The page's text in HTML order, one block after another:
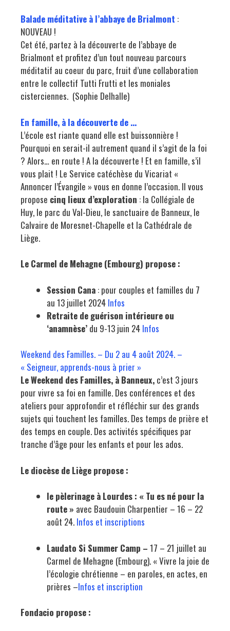
Balade méditative à l’abbaye de Brialmont :
NOUVEAU !
Cet été, partez à la découverte de l’abbaye de
Brialmont et profitez d’un tout nouveau parcours
méditatif au coeur du parc, fruit d’une collaboration
entre le collectif Tutti Frutti et les moniales
cisterciennes. (Sophie Delhalle)
En famille, à la découverte de …
L’école est riante quand elle est buissonnière !
Pourquoi en serait-il autrement quand il s’agit de la foi
? Alors… en route ! A la découverte ! Et en famille, s’il
vous plait ! Le Service catéchèse du Vicariat «
Annoncer l’Évangile » vous en donne l’occasion. Il vous
propose cinq lieux d’exploration : la Collégiale de
Huy, le parc du Val-Dieu, le sanctuaire de Banneux, le
Calvaire de Moresnet-Chapelle et la Cathédrale de
Liège.
Le Carmel de Mehagne (Embourg) propose :
Session Cana : pour couples et familles du 7
au 13 juillet 2024 Infos
Retraite de guérison intérieure ou
‘anamnèse’ du 9-13 juin 24 Infos
Weekend des Familles. – Du 2 au 4 août 2024. –
« Seigneur, apprends-nous à prier »
Le Weekend des Familles, à Banneux, c’est 3 jours
pour vivre sa foi en famille. Des conférences et des
ateliers pour approfondir et réfléchir sur des grands
sujets qui touchent les familles. Des temps de prière et
des temps en couple. Des activités spécifiques par
tranche d’âge pour les enfants et pour les ados.
Le diocèse de Liège propose :
le pèlerinage à Lourdes : « Tu es né pour la
route » avec Baudouin Charpentier – 16 – 22
août 24. Infos et inscriptions
Laudato Si Summer Camp – 17 – 21 juillet au
Carmel de Mehagne (Embourg). « Vivre la joie de
l’écologie chrétienne – en paroles, en actes, en
prières –Infos et inscription
Fondacio propose :